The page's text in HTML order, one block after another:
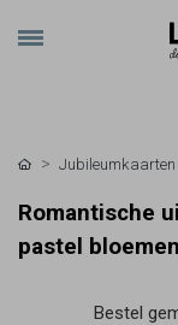
Jubileumkaarten
Romantische
pastel bloemen
Bestel